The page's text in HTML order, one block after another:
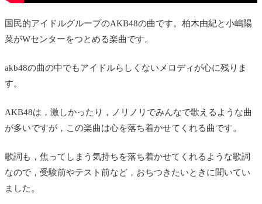
国民的アイドルグループのAKB48の曲です。 柏木由紀と小嶋陽
菜がWセンターをつとめる楽曲です。
akb48の曲の中でもアイドルらしくないメロディが心に残りま
す。
AKB48は，激しかったり，ノリノリでみんなで歌えるような曲
が多いですが，この楽曲は心を落ち着かせてくれる曲です。
歌詞も，焦ってしまう気持ちを落ち着かせてくれるような歌詞
なので，受験前やテスト前など，おちつきたいときに聞いてい
ました。